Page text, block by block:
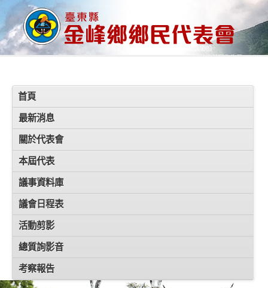
首頁
最新消息
關於代表會
本屆代表
議事資料庫
議會日程表
活動剪影
總質詢影音
考察報告